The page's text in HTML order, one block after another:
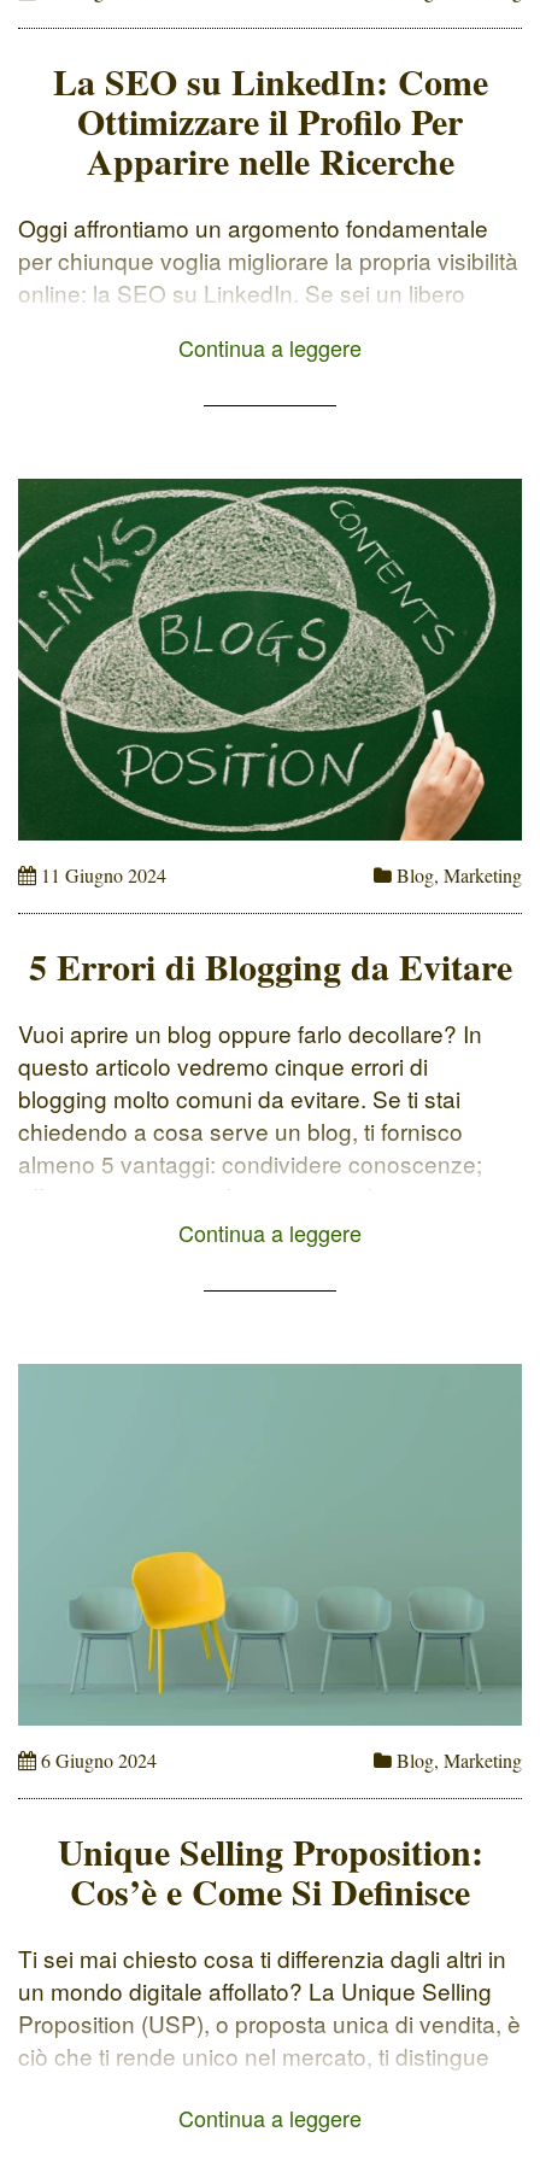
La SEO su LinkedIn: Come
Ottimizzare il Profilo Per
Apparire nelle Ricerche
Oggi affrontiamo un argomento fondamentale
per chiunque voglia migliorare la propria visibilità
online: la SEO su LinkedIn. Se sei un libero
trovi a navigare tra Instagram e altre piattaforme
Continua a leggere
11 Giugno 2024 Blog, Marketing
5 Errori di Blogging da Evitare
Vuoi aprire un blog oppure farlo decollare? In
questo articolo vedremo cinque errori di
blogging molto comuni da evitare. Se ti stai
chiedendo a cosa serve un blog, ti fornisco
almeno 5 vantaggi: condividere conoscenze;
affermarsi come professionista nel proprio
settore; costruire una comunità; aumentare la
Come Evitare Errori […]
Continua a leggere
6 Giugno 2024 Blog, Marketing
Unique Selling Proposition:
Cos’è e Come Si Definisce
Ti sei mai chiesto cosa ti differenzia dagli altri in
un mondo digitale affollato? La Unique Selling
Proposition (USP), o proposta unica di vendita, è
ciò che ti rende unico nel mercato, ti distingue
pubblico di riferimento. Perché è Importante
Continua a leggere